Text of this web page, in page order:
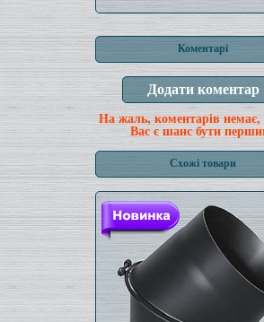
Коментарі
На жаль, коментарів немає,
Вас є шанс бути
Схожі товари